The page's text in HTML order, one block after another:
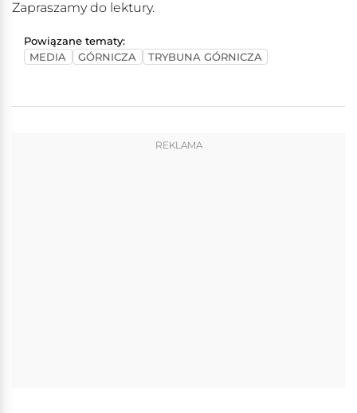
Zapraszamy do lektury.
Powiązane tematy:
MEDIA
GÓRNICZA TRYBUNA GÓRNICZA
REKLAMA